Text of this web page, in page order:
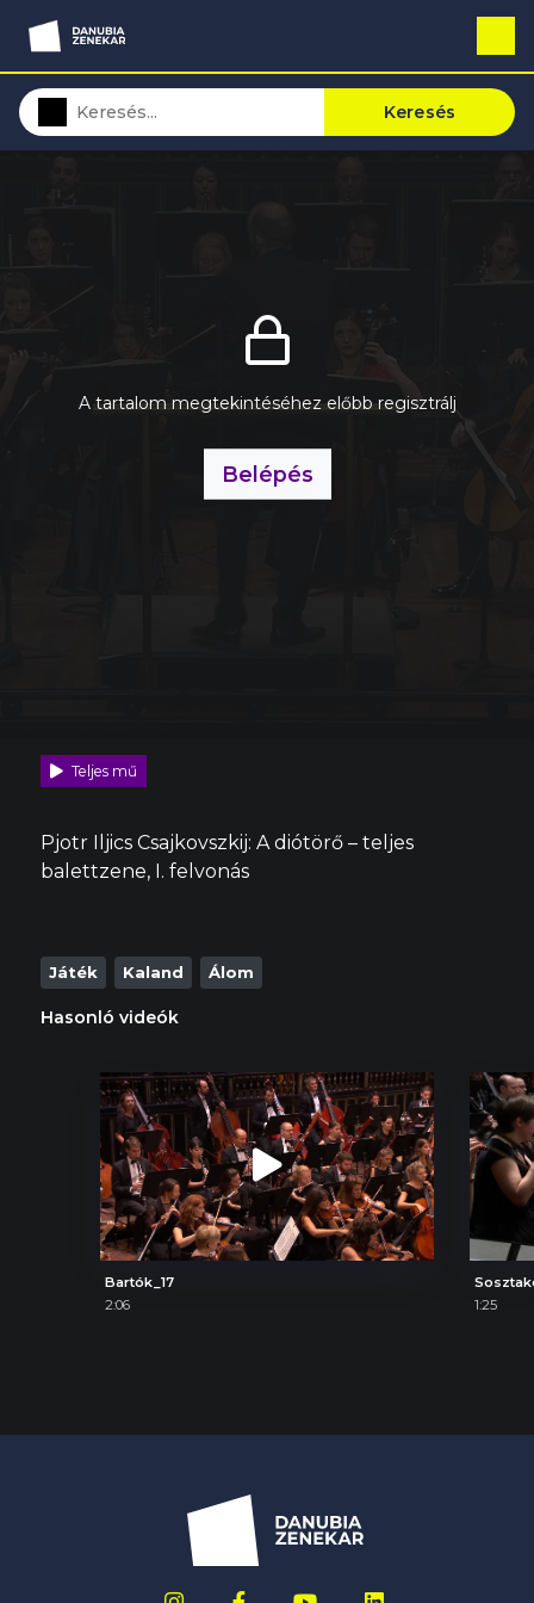
Keresés
A tartalom megtekintéséhez előbb regisztrálj
Belépés
Teljes mű
Pjotr Iljics Csajkovszkij: A diótörő – teljes
balettzene, I. felvonás
Játék Kaland Álom
Hasonló videók
Bartók_17
2:06
1:25